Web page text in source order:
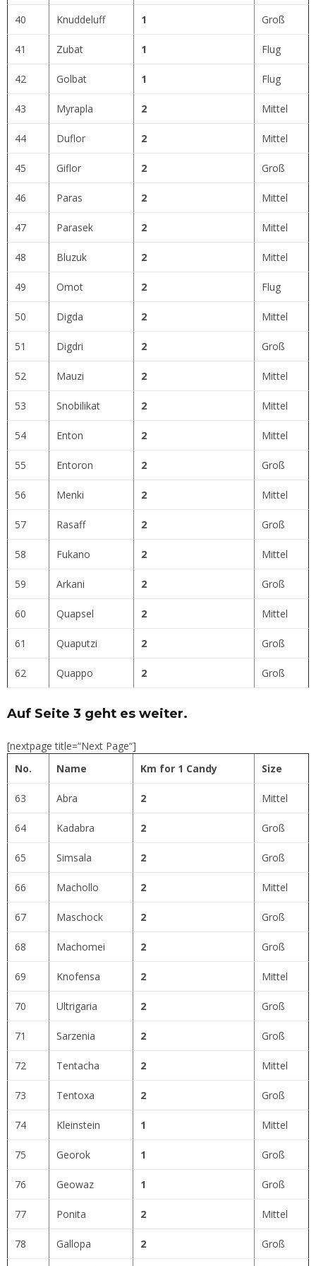
40 Knuddeluff 1 Groß
41 Zubat 1 Flug
42 Golbat 1 Flug
43 Myrapla 2 Mittel
44 Duflor 2 Mittel
45 Giflor 2 Groß
46 Paras 2 Mittel
47 Parasek 2 Mittel
48 Bluzuk 2 Mittel
49 Omot 2 Flug
50 Digda 2 Mittel
51 Digdri 2 Groß
52 Mauzi 2 Mittel
53 Snobilikat 2 Mittel
54 Enton 2 Mittel
55 Entoron 2 Groß
56 Menki 2 Mittel
57 Rasaff 2 Groß
58 Fukano 2 Mittel
59 Arkani 2 Groß
60 Quapsel 2 Mittel
61 Quaputzi 2 Groß
62 Quappo 2 Groß
Auf Seite 3 geht es weiter.
[nextpage title=“Next Page“]
No.
Name Km for 1 Candy Size
63 Abra 2 Mittel
64 Kadabra 2 Groß
65 Simsala 2 Groß
66 Machollo 2 Mittel
67 Maschock 2 Groß
68 Machomei 2 Groß
69 Knofensa 2 Mittel
70 Ultrigaria 2 Groß
71 Sarzenia 2 Groß
72 Tentacha 2 Mittel
73 Tentoxa 2 Groß
74 Kleinstein 1 Mittel
75 Georok 1 Groß
76 Geowaz 1 Groß
77 Ponita 2 Mittel
78 Gallopa 2 Groß